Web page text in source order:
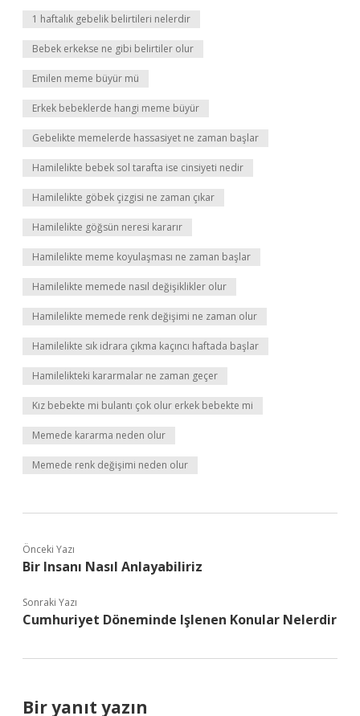
1 haftalık gebelik belirtileri nelerdir
Bebek erkekse ne gibi belirtiler olur
Emilen meme büyür mü
Erkek bebeklerde hangi meme büyür
Gebelikte memelerde hassasiyet ne zaman başlar
Hamilelikte bebek sol tarafta ise cinsiyeti nedir
Hamilelikte göbek çizgisi ne zaman çıkar
Hamilelikte göğsün neresi kararır
Hamilelikte meme koyulaşması ne zaman başlar
Hamilelikte memede nasıl değişiklikler olur
Hamilelikte memede renk değişimi ne zaman olur
Hamilelikte sık idrara çıkma kaçıncı haftada başlar
Hamilelikteki kararmalar ne zaman geçer
Kız bebekte mi bulantı çok olur erkek bebekte mi
Memede kararma neden olur
Memede renk değişimi neden olur
Önceki Yazı
Bir Insanı Nasıl Anlayabiliriz
Sonraki Yazı
Cumhuriyet Döneminde Işlenen Konular Nelerdir
Bir yanıt yazın